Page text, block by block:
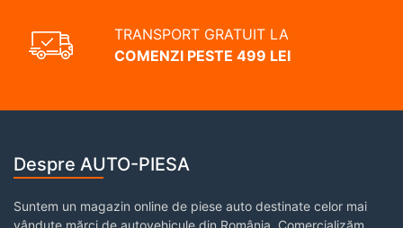
TRANSPORT GRATUIT LA
COMENZI PESTE 499 LEI
Despre AUTO-PIESA
Suntem un magazin online de piese auto destinate celor mai